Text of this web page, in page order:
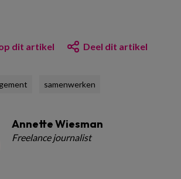
dit artikel Deel dit artikel
samenwerken
Annette Wiesman
Freelance journalist